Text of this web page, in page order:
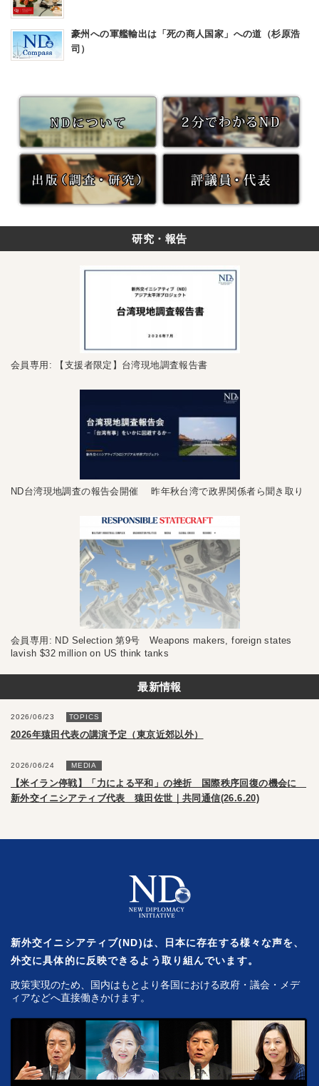
豪州への軍艦輸出は「死の商人国家」への道（杉原浩
司）
研究・報告
会員専用: 【支援者限定】台湾現地調査報告書
ND台湾現地調査の報告会開催 昨年秋台湾で政界関係者ら聞き取り
会員専用: ND Selection 第9号 Weapons makers, foreign states
lavish $32 million on US think tanks
最新情報
2026/06/23 TOPICS
2026年猿田代表の講演予定（東京近郊以外）
2026/06/24 MEDIA
【米イラン停戦】「力による平和」の挫折 国際秩序回復の機会に
新外交イニシアティブ代表 猿田佐世｜共同通信(26.6.20)
新外交イニシアティブ(ND)は、日本に存在する様々な声を、
外交に具体的に反映できるよう取り組んでいます。
政策実現のため、国内はもとより各国における政府・議会・メデ
ィアなどへ直接働きかけます。